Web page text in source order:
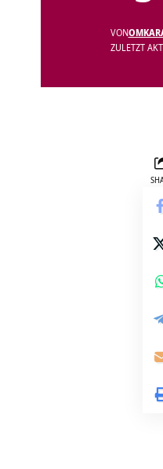
ZULETZT
VON